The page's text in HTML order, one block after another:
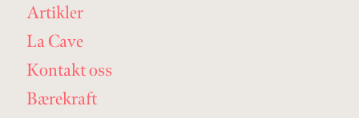
Artikler
La Cave
Kontakt oss
Bærekraft